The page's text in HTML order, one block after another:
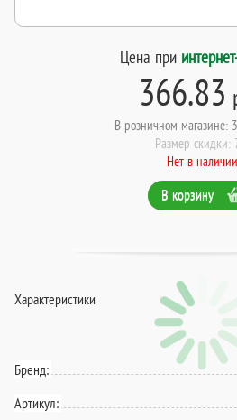
Цена при
366.83
В розничном магазине:
Размер скидки:
Нет в наличии
В корзину
Характеристики
Бренд:
Артикул: